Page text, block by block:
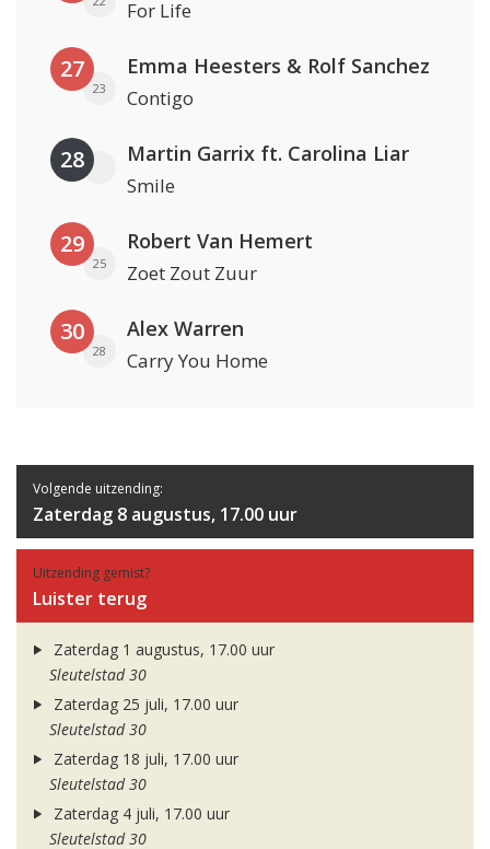
For Life
27
23
Emma Heesters & Rolf Sanchez
Contigo
28 Martin Garrix ft. Carolina Liar
Smile
29
25
Robert Van Hemert
Zoet Zout Zuur
30
28
Alex Warren
Carry You Home
Volgende uitzending:
Zaterdag 8 augustus, 17.00 uur
Uitzending gemist?
Luister terug
Zaterdag 1 augustus, 17.00 uur
Sleutelstad 30
Zaterdag 25 juli, 17.00 uur
Sleutelstad 30
Zaterdag 18 juli, 17.00 uur
Sleutelstad 30
Zaterdag 4 juli, 17.00 uur
Sleutelstad 30